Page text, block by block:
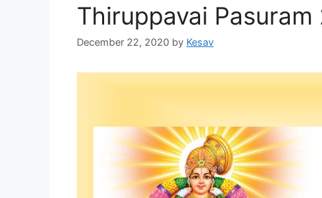
Thiruppavai Pasuram
December 22, 2020 by Kesav